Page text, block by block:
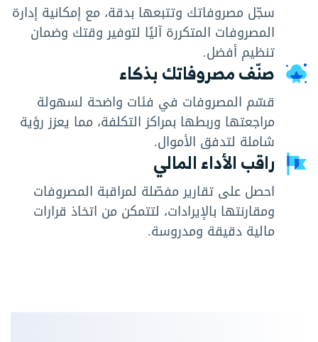
سجّل مصروفاتك وتتبعها بدقة، مع إمكانية إدارة
المصروفات المتكررة آليًا لتوفير وقتك وضمان
تنظيم أفضل.
صنّف مصروفاتك بذكاء
قسّم المصروفات في فئات واضحة لسهولة
مراجعتها وربطها بمراكز التكلفة، مما يعزز رؤية
شاملة لتدفق الأموال.
راقب الأداء المالي
احصل على تقارير مفصّلة لمراقبة المصروفات
ومقارنتها بالإيرادات، لتتمكن من اتخاذ قرارات
مالية دقيقة ومدروسة.